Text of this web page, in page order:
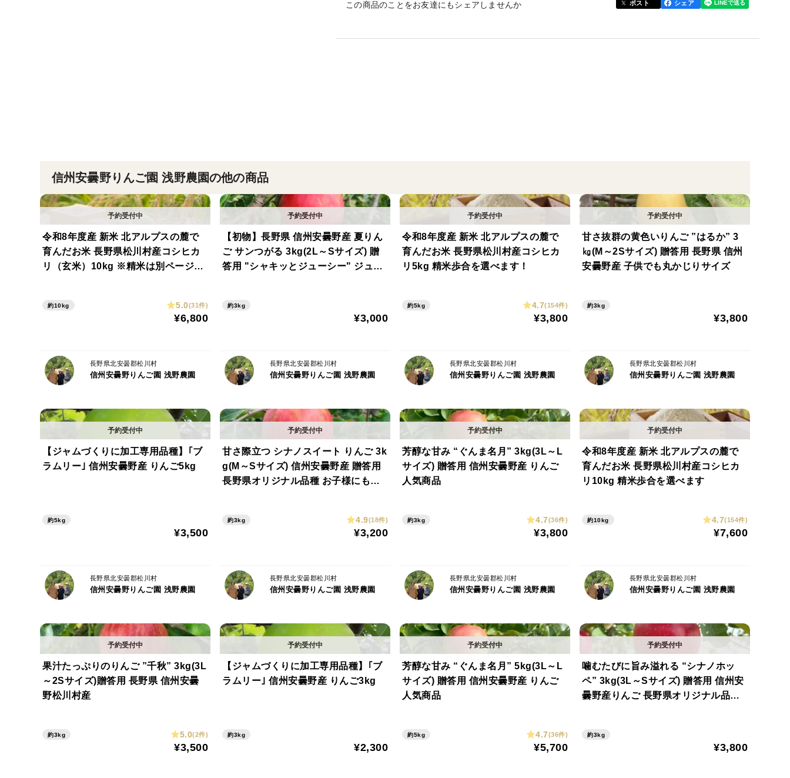
へお届いたします。
「おぜの紅」は香り豊かで、シャキッとした歯応えが魅力の品種です。
当農園では、葉摘みはほとんどせず、味にこだわり栽培をしています。
自慢のりんごを是非、ご賞味ください。
/_/_/_/_/_/_/_/_/_/_/_/_/_/_/_/_/_/_/_/_/_/_/_/_/_/_/_/_/_/_/_/_/_/
▼商品詳細
・内容量：3kg（6玉～12玉）
・自家用（訳あり品）
▼ご確認事項（よくお読みください）
・この商品は自家用（訳あり品）のため、キズや色むら、サビ（果皮のざらつき）などが含まれ
ます。品質には問題なく、おいしく召し上がっていただけます。
にお時間がかかる場合がございます。
・商品到着後は冷蔵庫にいれ、新鮮なうちにお早めにお召し上がりください。
※１個ずつ新聞紙に包んでいただくとより長く鮮度を保てます。
・在庫には限りがございます。
この商品のことをお友達にもシェアしませんか ポスト シェア
信州安曇野りんご園 浅野農園の他の商品
令和8年度産 新米 北アルプスの麓で
育んだお米 長野県松川村産コシヒカ
リ（玄米）10kg ※精米は別ページに
約10kg 5.0(31件)
¥6,800
長野県北安曇郡松川村
信州安曇野りんご園 浅野農園
【初物】長野県 信州安曇野産 夏りん
ご サンつがる 3kg(2L～Sサイズ) 贈
答用 "シャキッとジューシー" ジュー
約3kg
¥3,000
長野県北安曇郡松川村
信州安曇野りんご園 浅野農園
令和8年度産 新米 北アルプスの麓で
育んだお米 長野県松川村産コシヒカ
リ5kg 精米歩合を選べます！
約5kg 4.7(154件)
¥3,800
長野県北安曇郡松川村
信州安曇野りんご園 浅野農園
甘さ抜群の黄色いりんご ”はるか” 3
㎏(M～2Sサイズ) 贈答用 長野県 信州
安曇野産 子供でも丸かじりサイズ
約3kg
¥3,800
長野県北安曇郡松川村
信州安曇野りんご園 浅野農園
【ジャムづくりに加工専用品種】｢ブ
ラムリー｣ 信州安曇野産 りんご5kg
約5kg
¥3,500
長野県北安曇郡松川村
信州安曇野りんご園 浅野農園
甘さ際立つ シナノスイート りんご 3k
g(M～Sサイズ) 信州安曇野産 贈答用
長野県オリジナル品種 お子様にも大
約3kg 4.9(18件)
¥3,200
長野県北安曇郡松川村
信州安曇野りんご園 浅野農園
芳醇な甘み “ぐんま名月” 3kg(3L～L
サイズ) 贈答用 信州安曇野産 りんご
人気商品
約3kg 4.7(36件)
¥3,800
長野県北安曇郡松川村
信州安曇野りんご園 浅野農園
令和8年度産 新米 北アルプスの麓で
育んだお米 長野県松川村産コシヒカ
リ10kg 精米歩合を選べます
約10kg 4.7(154件)
¥7,600
長野県北安曇郡松川村
信州安曇野りんご園 浅野農園
果汁たっぷりのりんご ”千秋” 3kg(3L
～2Sサイズ)贈答用 長野県 信州安曇
野松川村産
約3kg 5.0(2件)
¥3,500
【ジャムづくりに加工専用品種】｢ブ
ラムリー｣ 信州安曇野産 りんご3kg
約3kg
¥2,300
芳醇な甘み “ぐんま名月” 5kg(3L～L
サイズ) 贈答用 信州安曇野産 りんご
人気商品
約5kg 4.7(36件)
¥5,700
噛むたびに旨み溢れる “シナノホッ
ペ” 3kg(3L～Sサイズ) 贈答用 信州安
曇野産りんご 長野県オリジナル品種
約3kg
¥3,800